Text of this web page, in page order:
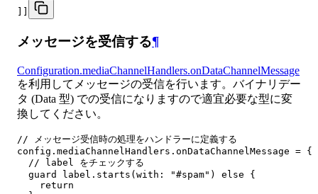
メッセージを受信する¶
Configuration.mediaChannelHandlers.onDataChannelMessage
を利用してメッセージの受信を行います。バイナリデー
タ (Data 型) での受信になりますので適宜必要な型に変
換してください。
// メッセージ受信時の処理をハンドラーに定義する
config.mediaChannelHandlers.onDataChannelMessage
  // label をチェックする
  guard label.starts(with: "#spam") else {
    return